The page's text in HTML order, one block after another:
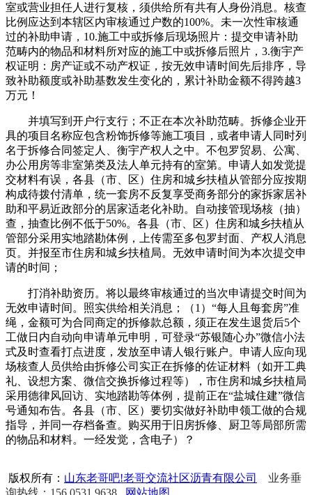
室或营业担任人进行复核，须供给所有共有人身份消息。核查
比例应达到本辖区内审核通过户数的100%。未一次性审核通
过的补助申请，10.施工中或拆修后现场照片：提交申请补助
范畴内的物品和材料所对应的施工中或拆修后照片，3.衡宇产
权证明：房产证或不动产权证，按无效申请时间先后排序，导
致补助额度或补助基数发生变化的，累计补助金额不得跨越3
万元！
并填写到开户行支行；不正在本次补助范畴。拆修企业开
具的项目名称应包含粉饰拆修等施工项目，或者申请人同时列
名于拆修合同签定人、衡宇产权人之中。不包罗贸易、公寓、
办公用房等非室第类及法人单元持有的室第。申请人如发觉提
交材料有误，各县（市、区）住房和城乡扶植从管部分应按期
构成待拨付清单，统一套房不反复享受商务部分的家拆家居补
助和平易近政部分的居家适老化补助。自动接管现场核（抽）
查，抽查比例不低于50%。各县（市、区）住房和城乡扶植从
管部分采用实地踏勘体例，上传需至多包罗封面、产权人消息
页。并报至市住房和城乡扶植局。无效申请时间为本次提交申
请的时间；
打消补助资历。将以最终审核通过的当次申请提交时间为
无效申请时间。照实供给相关消息；（1）“每人且每套房”准
绳，金额可为合同商定的拆修款总额，须正在发生退货后5个
工做日内自动向申请单元申明，可登录“苏银随心办”微信小法
式及时查看打点进度，发放至申请人银行账户。申请人应向现
场核查人员供给由拆修公司实正在拆修的佐证材料（如开工典
礼、设想方案、微信交换拆修过程等），市住房和城乡扶植局
采用德律风回访、实地踏勘等体例，提前正在“盐城住建”微信
号通知布告。各县（市、区）要切实做好补助申领工做的合规
指导，并同一存档备查。购买用于旧房拆修、厨卫等局部所需
的物品和材料。一经发觉，含电子）？
版权所有： 山东老哥吧!老哥交流社区沥青有限公司
业务垂